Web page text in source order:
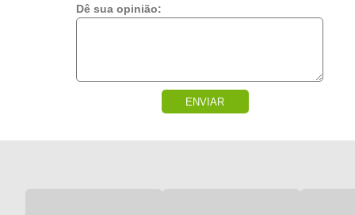
Dê sua opinião:
ENVIAR